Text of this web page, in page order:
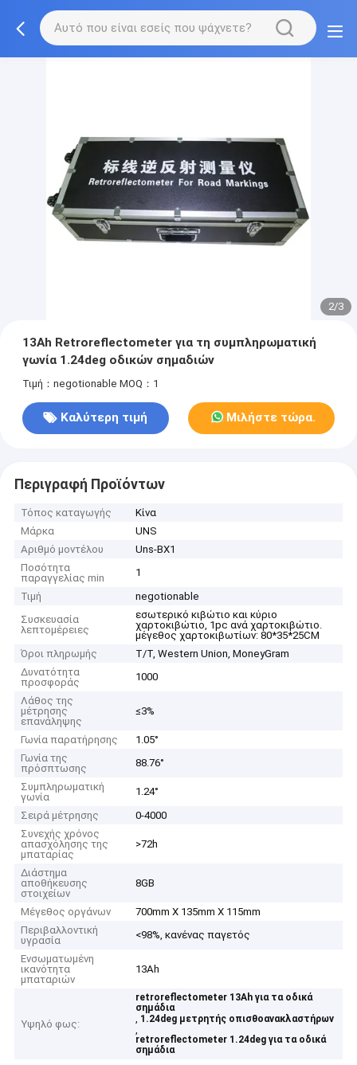
2/3
13Ah Retroreflectometer για τη συμπληρωματική
γωνία 1.24deg οδικών σημαδιών
Τιμή：negotionable MOQ：1
Καλύτερη τιμή Μιλήστε τώρα.
Περιγραφή Προϊόντων
Τόπος καταγωγής
Κίνα
Μάρκα
UNS
Αριθμό μοντέλου
Uns-BX1
Ποσότητα
παραγγελίας min
1
Τιμή
negotionable
Συσκευασία
λεπτομέρειες
εσωτερικό κιβώτιο και κύριο
χαρτοκιβώτιο, 1pc ανά χαρτοκιβώτιο.
μέγεθος χαρτοκιβωτίων: 80*35*25CM
Όροι πληρωμής
T/T, Western Union, MoneyGram
Δυνατότητα
προσφοράς
1000
Λάθος της
μέτρησης
επανάληψης
≤3%
Γωνία παρατήρησης
1.05°
Γωνία της
πρόσπτωσης
88.76°
Συμπληρωματική
γωνία
1.24°
Σειρά μέτρησης
0-4000
Συνεχής χρόνος
απασχόλησης της
μπαταρίας
>72h
Διάστημα
αποθήκευσης
στοιχείων
8GB
Μέγεθος οργάνων
700mm X 135mm X 115mm
Περιβαλλοντική
υγρασία
<98%, κανένας παγετός
Ενσωματωμένη
ικανότητα
μπαταριών
13Ah
Υψηλό φως:
retroreflectometer 13Ah για τα οδικά
σημάδια
, 1.24deg μετρητής οπισθοανακλαστήρων
,
retroreflectometer 1.24deg για τα οδικά
σημάδια